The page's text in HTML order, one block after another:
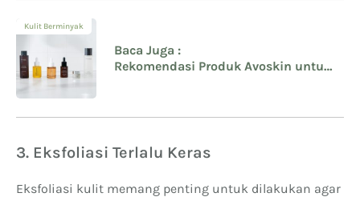
Kulit Berminyak
Baca Juga :
Rekomendasi Produk Avoskin untuk
3. Eksfoliasi Terlalu Keras
Eksfoliasi kulit memang penting untuk dilakukan agar